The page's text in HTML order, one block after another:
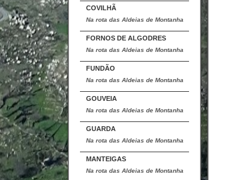
COVILHÃ
Na rota das Aldeias de Montanha
FORNOS DE ALGODRES
Na rota das Aldeias de Montanha
FUNDÃO
Na rota das Aldeias de Montanha
GOUVEIA
Na rota das Aldeias de Montanha
GUARDA
Na rota das Aldeias de Montanha
MANTEIGAS
Na rota das Aldeias de Montanha